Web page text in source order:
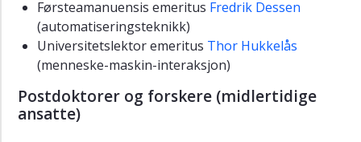
Førsteamanuensis emeritus Fredrik Dessen
(automatiseringsteknikk)
Universitetslektor emeritus Thor Hukkelås
(menneske-maskin-interaksjon)
Postdoktorer og forskere (midlertidige
ansatte)